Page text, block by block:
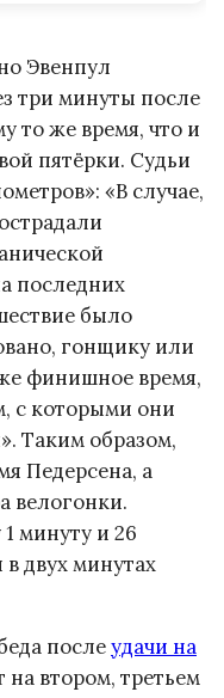
Эвенпул
три минуты после
то же время, что и
пятёрки. Судьи
«В случае,
последних
было
гонщику или
финишное время,
с которыми они
Таким образом,
Педерсена, а
велогонки.
минуту и 26
двух минутах
послеудачи на
на втором, третьем